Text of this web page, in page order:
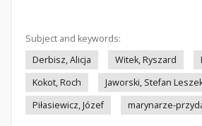
Subject and keywords:
Derbisz, Alicja
Witek, Ryszard
Kokot, Roch
Jaworski, Stefan
Piłasiewicz, Józef
marynarze-